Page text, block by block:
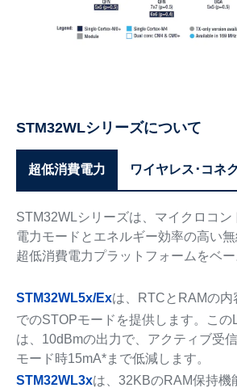
STM32WLシリーズについて
超低消費電力 ワイヤレス･コネ
STM32WLシリーズは、マイクロコン
電力モードとエネルギー効率の高い
超低消費電力プラットフォームをベー
STM32WL5x/Exは、RTCとRAMの内
でのSTOPモードを提供します。この
は、10dBmの出力で、アクティブ受
モード時15mA*まで低減します。
STM32WL3xは、32KBのRAM保持機